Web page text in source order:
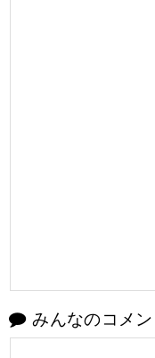
みんなのコメン